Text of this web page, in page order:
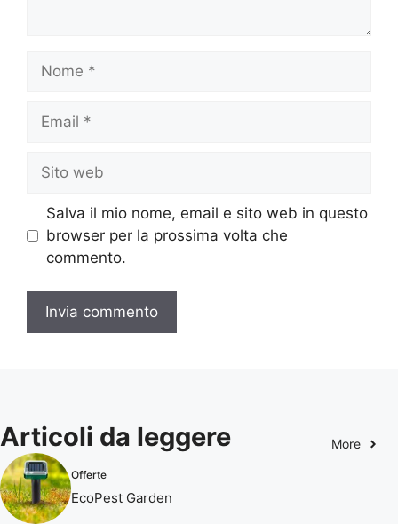
web
Salva il mio nome, email e sito web in questo
browser per la prossima volta che
commento.
Articoli da leggere More
Offerte
EcoPest Garden